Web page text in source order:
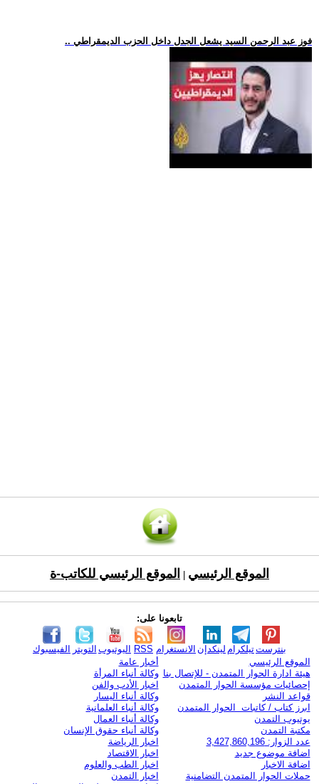
.. فوز عبد الرحمن السيد يشعل الجدل داخل الحزب الديمقراطي
الموقع الرئيسي الموقع الرئيسي للكاتب-ة
تابعونا على:
الفيسبوك التويتر اليوتيوب RSS الانستغرام لينكدإن تيلكرامبنترست
الموقع الرئيسي
هيئة ادارة الحوار المتمدن - للإتصال بنا
إحصائيات مؤسسة الحوار المتمدن
قواعد النشر
ابرز كتاب / كاتبات الحوار المتمدن
يوتيوب التمدن
مكتبة التمدن
عدد الزوار: 3,427,860,196
اضافة موضوع جديد
اضافة الاخبار
حملات الحوار المتمدن التضامنية
أخبار عامة
وكالة أنباء المرأة
اخبار الأدب والفن
وكالة أنباء اليسار
وكالة أنباء العلمانية
وكالة أنباء العمال
وكالة أنباء حقوق الإنسان
اخبار الرياضة
اخبار الاقتصاد
اخبار الطب والعلوم
اخبار التمدن